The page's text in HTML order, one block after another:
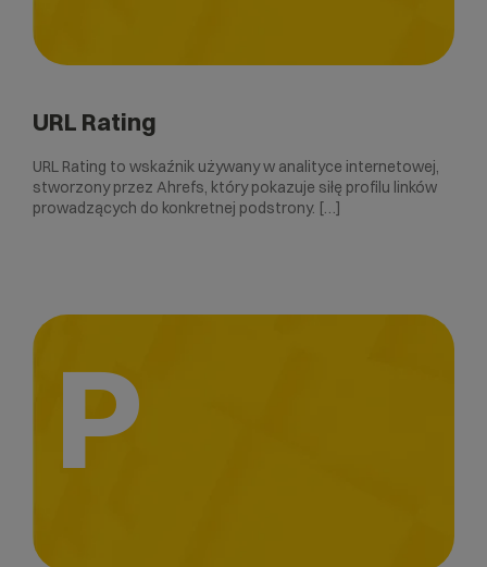
URL Rating
URL Rating to wskaźnik używany w analityce internetowej,
stworzony przez Ahrefs, który pokazuje siłę profilu linków
prowadzących do konkretnej podstrony. […]
P